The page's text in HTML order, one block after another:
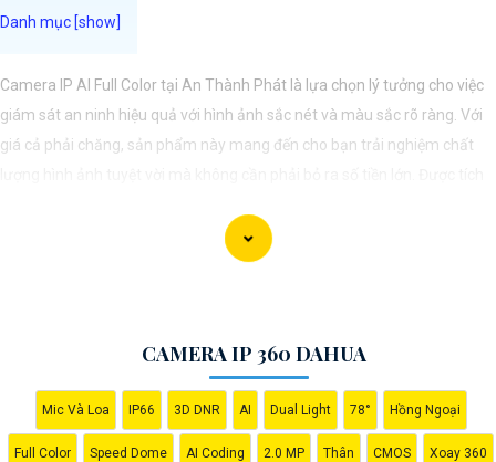
Camera IP AI Full Color tại An Thành Phát là lựa chọn lý tưởng cho việc
giám sát an ninh hiệu quả với hình ảnh sắc nét và màu sắc rõ ràng. Với
giá cả phải chăng, sản phẩm này mang đến cho bạn trải nghiệm chất
xác các chi tiết trong hình ảnh mà không cần ánh sáng hồng ngoại, giúp
tiết kiệm năng lượng và có độ nhạy cao. Hãy trải nghiệm ngay để tận
CAMERA IP 360 DAHUA
Mic Và Loa IP66 3D DNR AI Dual Light 78° Hồng Ngoại
Full Color Speed Dome AI Coding 2.0 MP Thân CMOS Xoay 360